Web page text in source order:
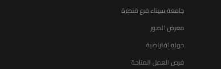
جامعة سيناء فرع قنطرة
معرض الصور
جولة افتراضية
فرص العمل المتاحة